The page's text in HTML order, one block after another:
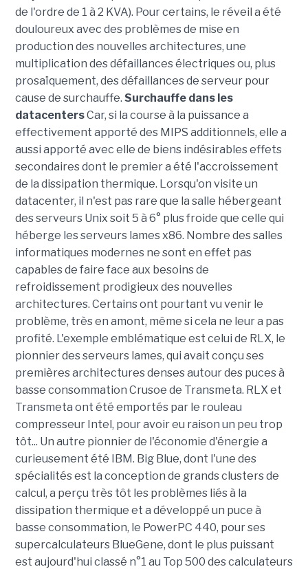
de l'ordre de 1 à 2 KVA). Pour certains, le réveil a été
douloureux avec des problèmes de mise en
production des nouvelles architectures, une
multiplication des défaillances électriques ou, plus
prosaïquement, des défaillances de serveur pour
cause de surchauffe. Surchauffe dans les
datacentersCar, si la course à la puissance a
effectivement apporté des MIPS additionnels, elle a
aussi apporté avec elle de biens indésirables effets
secondaires dont le premier a été l'accroissement
de la dissipation thermique. Lorsqu'on visite un
datacenter, il n'est pas rare que la salle hébergeant
des serveurs Unix soit 5 à 6° plus froide que celle qui
héberge les serveurs lames x86. Nombre des salles
informatiques modernes ne sont en effet pas
capables de faire face aux besoins de
refroidissement prodigieux des nouvelles
architectures. Certains ont pourtant vu venir le
problème, très en amont, même si cela ne leur a pas
profité. L'exemple emblématique est celui de RLX, le
pionnier des serveurs lames, qui avait conçu ses
premières architectures denses autour des puces à
basse consommation Crusoe de Transmeta. RLX et
Transmeta ont été emportés par le rouleau
compresseur Intel, pour avoir eu raison un peu trop
tôt... Un autre pionnier de l'économie d'énergie a
curieusement été IBM. Big Blue, dont l'une des
spécialités est la conception de grands clusters de
calcul, a perçu très tôt les problèmes liés à la
dissipation thermique et a développé un puce à
basse consommation, le PowerPC 440, pour ses
supercalculateurs BlueGene, dont le plus puissant
est aujourd'hui classé n°1 au Top 500 des calculateurs